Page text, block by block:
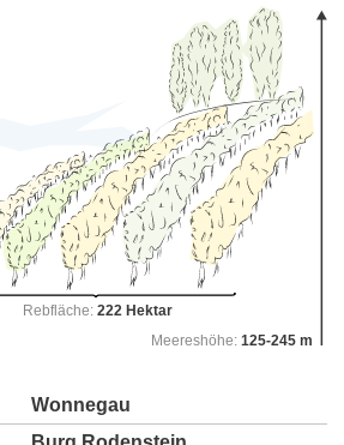
Rebfläche: 222 Hektar
Meereshöhe: 125-245 m
Wonnegau